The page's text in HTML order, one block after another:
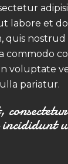
labore et
quis
commodo
voluptate
pariatur.
incididunt